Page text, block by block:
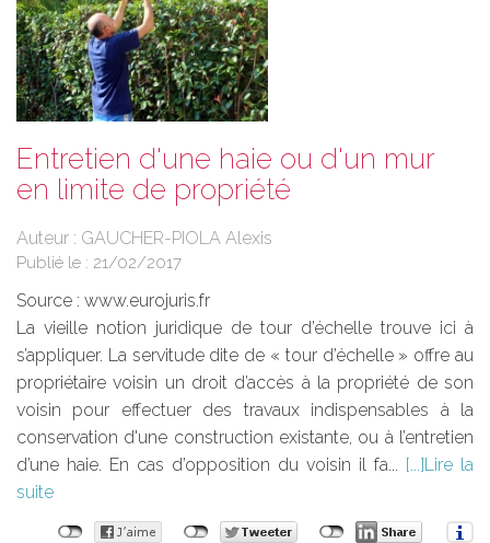
Entretien d'une haie ou d'un mur
en limite de propriété
Auteur : GAUCHER-PIOLA Alexis
Publié le : 21/02/2017
Source : www.eurojuris.fr
La vieille notion juridique de tour d’échelle trouve ici à
s’appliquer. La servitude dite de « tour d’échelle » offre au
propriétaire voisin un droit d’accès à la propriété de son
voisin pour effectuer des travaux indispensables à la
conservation d'une construction existante, ou à l’entretien
d’une haie. En cas d’opposition du voisin il fa...
Lire la
suite